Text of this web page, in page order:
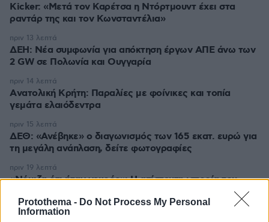
Protothema - Do Not Process My Personal
Information
Kicker: «Μετά τον Καρέτσα η Ντόρτμουντ έχει στα
ραντάρ της και τον Κωνσταντέλια»
ΔΕΗ: Νέα συμφωνία για απόκτηση έργων ΑΠΕ άνω των
2 GW σε Πολωνία και Ουγγαρία
πριν 13 λεπτά
Aνατολική Κρήτη: Παραλίες με φοίνικες και τοπία
γεμάτα ελαιόδεντρα
πριν 14 λεπτά
ΔΕΘ: «Ανέβηκε» ο διαγωνισμός των 165 εκατ. ευρώ για
τη μεγάλη ανάπλαση, δείτε φωτογραφίες
πριν 15 λεπτά
«Νόμιζα ότι ήταν νεκρός»: Η απίστευτη ιστορία του
ξαναβρήκε την οικογένειά του 9 χρόνια μετά
πριν 19 λεπτά